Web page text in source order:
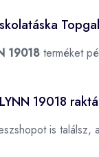
19018 terméket
19018
is találsz,